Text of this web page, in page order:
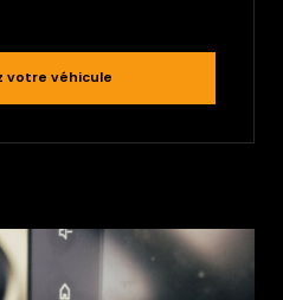
votre véhicule